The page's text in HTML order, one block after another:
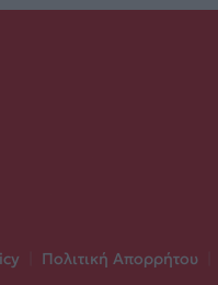
Πολιτική Απορρήτου